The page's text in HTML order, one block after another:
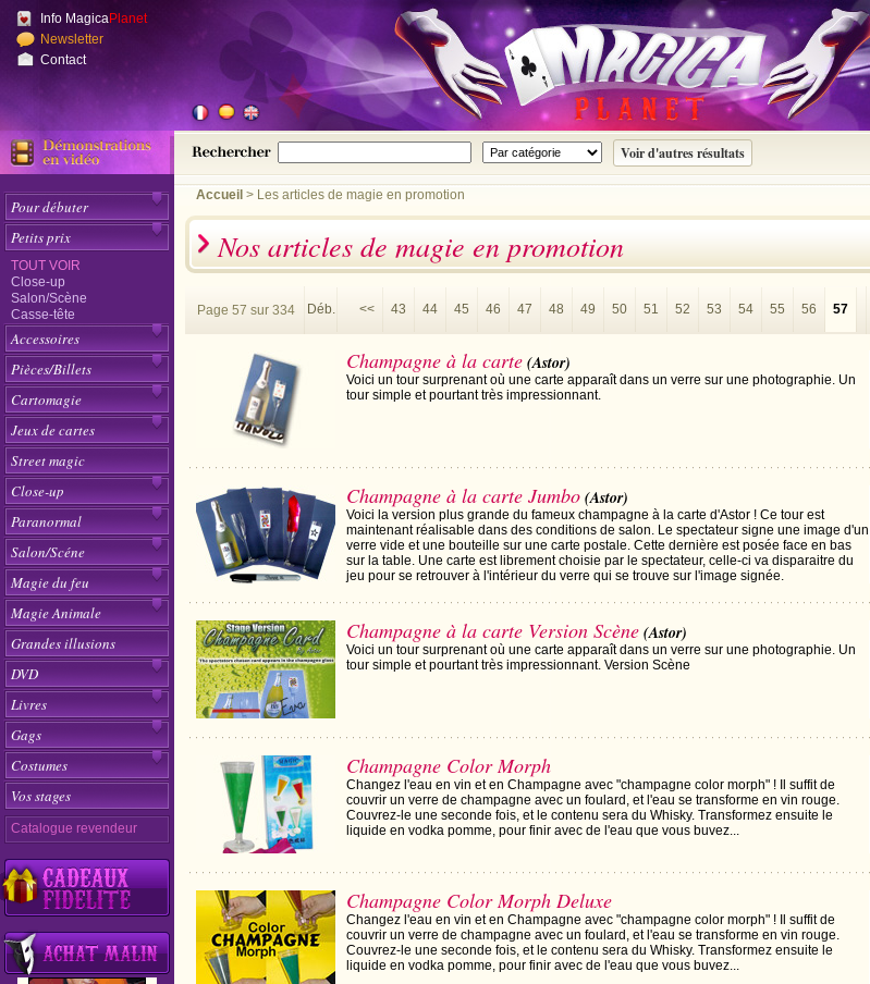
Info MagicaPlanet
Newsletter
Contact
Pour débuter
Petits prix
TOUT VOIR
Close-up
Salon/Scène
Casse-tête
Accessoires
Pièces/Billets
Cartomagie
Jeux de cartes
Street magic
Close-up
Paranormal
Salon/Scéne
Magie du feu
Magie Animale
Grandes illusions
DVD
Livres
Gags
Costumes
Vos stages
Catalogue revendeur
Accueil > Les articles de magie en promotion
Nos articles de magie en promotion
Page 57 sur 334 Déb. << 43 44 45 46 47 48 49 50 51 52 53 54 55 56 57
Champagne à la carte (Astor)
Voici un tour surprenant où une carte apparaît dans un verre sur une photographie. Un
tour simple et pourtant très impressionnant.
Champagne à la carte Jumbo (Astor)
Voici la version plus grande du fameux champagne à la carte d'Astor ! Ce tour est
maintenant réalisable dans des conditions de salon. Le spectateur signe une image d'un
verre vide et une bouteille sur une carte postale. Cette dernière est posée face en bas
sur la table. Une carte est librement choisie par le spectateur, celle-ci va disparaitre du
jeu pour se retrouver à l'intérieur du verre qui se trouve sur l'image signée.
Champagne à la carte Version Scène (Astor)
Voici un tour surprenant où une carte apparaît dans un verre sur une photographie. Un
tour simple et pourtant très impressionnant. Version Scène
Champagne Color Morph
Changez l'eau en vin et en Champagne avec "champagne color morph" ! Il suffit de
couvrir un verre de champagne avec un foulard, et l'eau se transforme en vin rouge.
Couvrez-le une seconde fois, et le contenu sera du Whisky. Transformez ensuite le
liquide en vodka pomme, pour finir avec de l'eau que vous buvez...
Champagne Color Morph Deluxe
Changez l'eau en vin et en Champagne avec "champagne color morph" ! Il suffit de
couvrir un verre de champagne avec un foulard, et l'eau se transforme en vin rouge.
Couvrez-le une seconde fois, et le contenu sera du Whisky. Transformez ensuite le
liquide en vodka pomme, pour finir avec de l'eau que vous buvez...